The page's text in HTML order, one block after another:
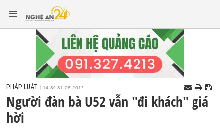
PHÁP LUẬT 14:30 31-08-2017
Người đàn bà U52 vẫn "đi khách" giá
hời